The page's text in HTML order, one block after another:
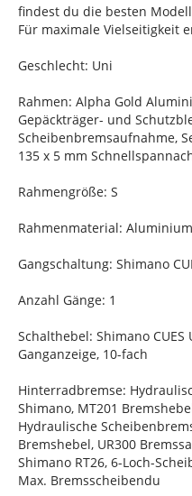
findest du die besten
Für maximale Vielseitigkeit
Geschlecht: Uni
Rahmen: Alpha Gold
Gepäckträger- und
Scheibenbremsaufnahme,
135 x 5 mm
Rahmengröße: S
Rahmenmaterial: Aluminium
Gangschaltung: Shimano
Anzahl Gänge: 1
Schalthebel: Shimano
Ganganzeige, 10-fach
Hinterradbremse:
Shimano, MT201
Hydraulische
Bremshebel, UR300
Shimano RT26, 6-Loch-
Max. Bremsscheibendu